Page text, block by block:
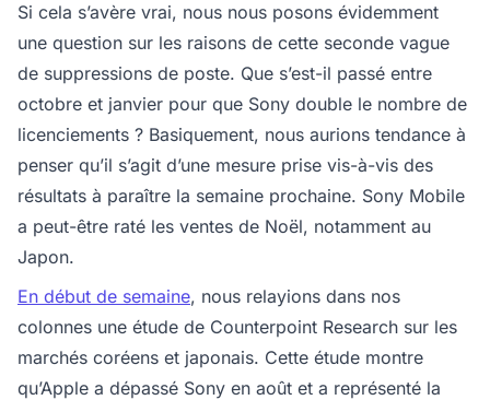
Si cela s’avère vrai, nous nous posons évidemment
une question sur les raisons de cette seconde vague
de suppressions de poste. Que s’est-il passé entre
octobre et janvier pour que Sony double le nombre de
licenciements ? Basiquement, nous aurions tendance à
penser qu’il s’agit d’une mesure prise vis-à-vis des
résultats à paraître la semaine prochaine. Sony Mobile
a peut-être raté les ventes de Noël, notamment au
Japon.
En début de semaine, nous relayions dans nos
colonnes une étude de Counterpoint Research sur les
marchés coréens et japonais. Cette étude montre
qu’Apple a dépassé Sony en août et a représenté la